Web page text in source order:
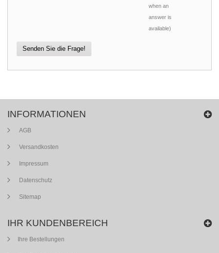
when an
answer is
available)
Senden Sie die Frage!
INFORMATIONEN
AGB
Versandkosten
Impressum
Datenschutz
Sitemap
IHR KUNDENBEREICH
Ihre Bestellungen